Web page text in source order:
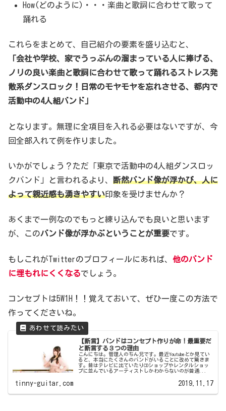
How(どのように)・・・楽曲と歌詞に合わせて歌って
踊れる
これらをまとめて、自己紹介の要素を盛り込むと、
「会社や学校、家でうっぷんの溜まっている人に捧げる、
ノリの良い楽曲と歌詞に合わせて歌って踊れるストレス発
散系ダンスロック！日常のモヤモヤを忘れさせる、都内で
活動中の4人組バンド」
となります。無理に全項目を入れる必要はないですが、今
回全部入れて例を作りました。
いかがでしょう？ただ「東京で活動中の4人組ダンスロッ
クバンド」と言われるより、 断然バンド像が浮かび、人に
よって親近感も湧きやすい印象を受けませんか？
あくまで一例なのでもっと練り込んでも良いと思います
が、このバンド像が浮かぶということが重要です。
もしこれがTwitterのプロフィールにあれば、 他のバンド
に埋もれにくくなるでしょう。
コンセプトは5W1H！！覚えておいて、ぜひ一度この方法で
作ってくださいね。
【断言】バンドはコンセプト作りが命！最重要だ
と断言する３つの理由
こんにちは。管理人のちん兄です。最近Youtubeとか見てい
ると、本当にたくさんのバンドがいることに改めて驚きま
す。昔はテレビに出ていたりCDショップやレンタルショッ
プに並んでいるアーティストしかわからないのが普通...
tinny-guitar.com 2019.11.17